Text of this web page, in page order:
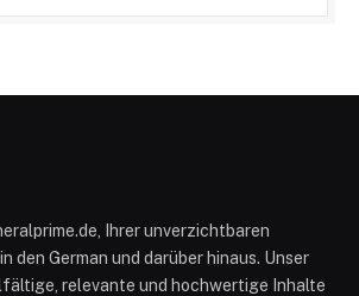
Ihrer unverzichtbaren
den German und darüber hinaus. Unser
relevante und hochwertige Inhalte